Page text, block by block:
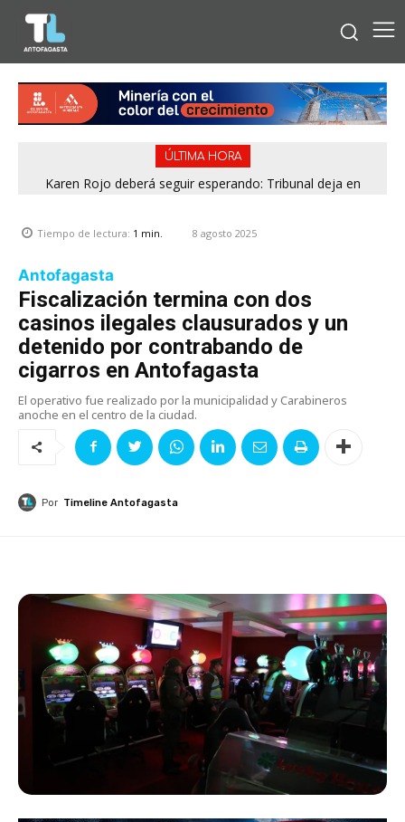
ÚLTIMA HORA
Karen Rojo deberá seguir esperando: Tribunal deja en
Tiempo de lectura: 1 min. 8 agosto 2025
Antofagasta
Fiscalización termina con dos
casinos ilegales clausurados y un
detenido por contrabando de
cigarros en Antofagasta
El operativo fue realizado por la municipalidad y Carabineros
anoche en el centro de la ciudad.
Por Timeline Antofagasta